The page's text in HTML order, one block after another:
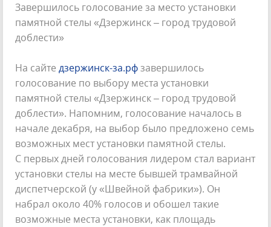
Завершилось голосование за место установки
памятной стелы «Дзержинск – город трудовой
доблести»
На сайте дзержинск-за.рфзавершилось
голосование по выбору места установки
памятной стелы «Дзержинск – город трудовой
доблести». Напомним, голосование началось в
начале декабря, на выбор было предложено семь
возможных мест установки памятной стелы.
С первых дней голосования лидером стал вариант
установки стелы на месте бывшей трамвайной
диспетчерской (у «Швейной фабрики»). Он
набрал около 40% голосов и обошел такие
возможные места установки, как площадь